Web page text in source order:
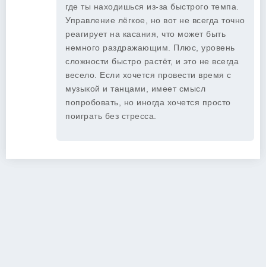
где ты находишься из-за быстрого темпа.
Управление лёгкое, но вот не всегда точно
реагирует на касания, что может быть
немного раздражающим. Плюс, уровень
сложности быстро растёт, и это не всегда
весело. Если хочется провести время с
музыкой и танцами, имеет смысл
попробовать, но иногда хочется просто
поиграть без стресса.